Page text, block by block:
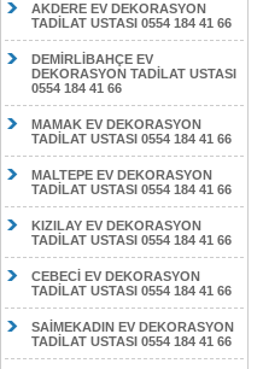
AKDERE EV DEKORASYON
TADİLAT USTASI 0554 184 41 66
DEMİRLİBAHÇE EV
DEKORASYON TADİLAT USTASI
0554 184 41 66
MAMAK EV DEKORASYON
TADİLAT USTASI 0554 184 41 66
MALTEPE EV DEKORASYON
TADİLAT USTASI 0554 184 41 66
KIZILAY EV DEKORASYON
TADİLAT USTASI 0554 184 41 66
CEBECİ EV DEKORASYON
TADİLAT USTASI 0554 184 41 66
SAİMEKADIN EV DEKORASYON
TADİLAT USTASI 0554 184 41 66